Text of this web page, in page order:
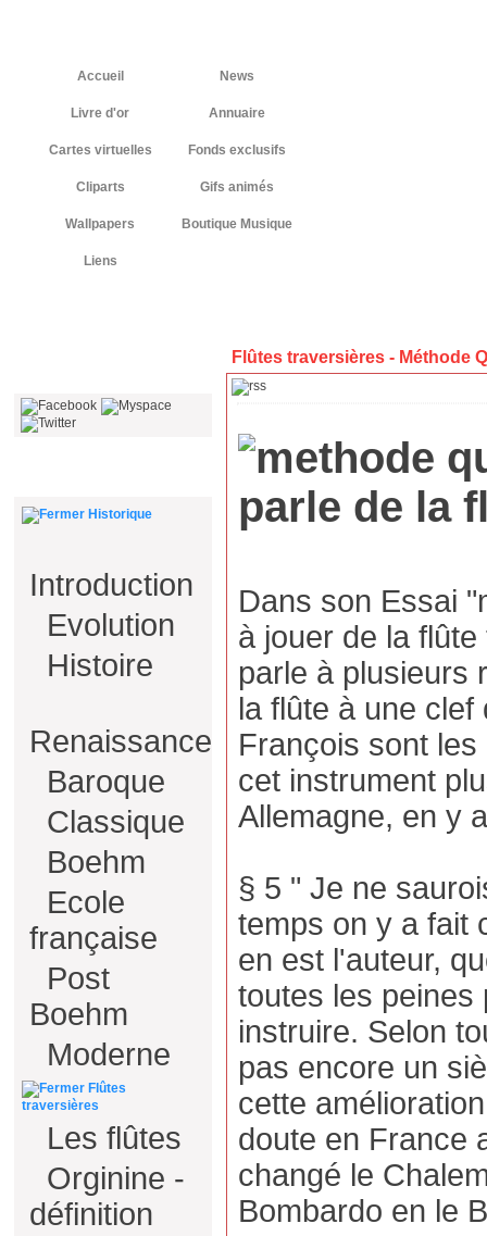
Accueil News
Livre d'or Annuaire
Cartes virtuelles Fonds exclusifs
Cliparts Gifs animés
Wallpapers Boutique Musique
Liens
Historique
Introduction
Evolution
Histoire
Renaissance
Baroque
Classique
Boehm
Ecole
française
Post
Boehm
Moderne
Flûtes
traversières
Les flûtes
Orginine -
définition
Flûtes traversières - Méthode
parle de la
Dans son Essai
à jouer de la
parle à plusieurs
la flûte à une
François sont
cet instrument
Allemagne, en y
§ 5 " Je ne
temps on y a fait
en est l'auteur,
toutes les peines
instruire. Selon
pas encore un
cette
doute en France
changé le
Bombardo en le